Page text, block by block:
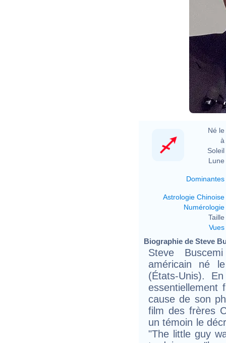
Né le
à
Soleil
Lune
Dominantes
Astrologie Chinoise
Numérologie
Taille
Vues
Biographie de Steve
Steve
américain né
(États-Unis).
essentiellement
cause de son
film des frères
un témoin le
"The little guy